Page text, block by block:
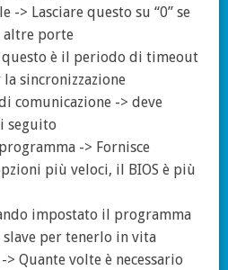
-> Lasciare questo su “0” se
altre porte
questo è il periodo di timeout
sincronizzazione
comunicazione -> deve
seguito
-> Fornisce
più veloci, il BIOS è più
impostato il programma
per tenerlo in vita
> Quante volte è necessario